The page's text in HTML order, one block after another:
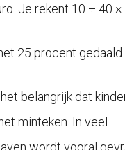
Je rekent 10 ÷ 40 ×
25 procent gedaald.
belangrijk dat
minteken. In veel
wordt vooral